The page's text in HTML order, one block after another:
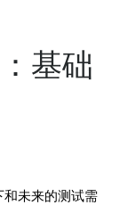
基础
未来的测试需